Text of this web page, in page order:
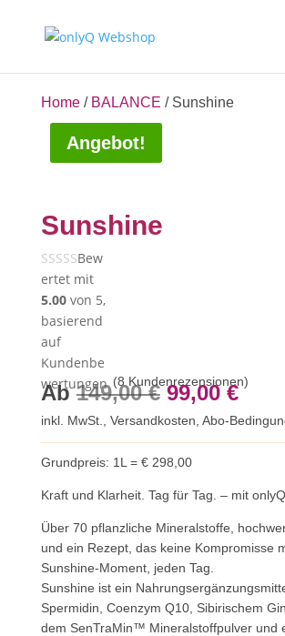
Home/ BALANCE / Sunshine
Angebot!
Sunshine
Bew
ertet mit
5.00von 5,
basierend
auf
Kundenbe
wertungen (8 Kundenrezensionen)
Ab149,00€
Preis
war:
149,00 €
99,00€
inkl. MwSt., Versandkosten Abo-
Grundpreis: 1L = € 298,00
Kraft und Klarheit. Tag für Tag. – mit
Über 70 pflanzliche Mineralstoffe,
und ein Rezept, das keine Kompromisse
Sunshine-Moment, jeden Tag.
Sunshine ist ein
Spermidin, Coenzym Q10, Sibirischem
dem SenTraMin™ Mineralstoffpulver und